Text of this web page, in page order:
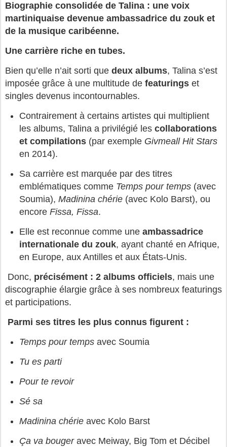
Biographie consolidée de Talina : une voix
martiniquaise devenue ambassadrice du zouk et
de la musique caribéenne.
Une carrière riche en tubes.
Bien qu’elle n’ait sorti que deux albums, Talina s’est
imposée grâce à une multitude de featurings et
singles devenus incontournables.
Contrairement à certains artistes qui multiplient
les albums, Talina a privilégié les collaborations
et compilations (par exemple Givmeall Hit Stars
en 2014).
Sa carrière est marquée par des titres
emblématiques comme Temps pour temps (avec
Soumia), Madinina chérie (avec Kolo Barst), ou
encore Fissa, Fissa.
Elle est reconnue comme une ambassadrice
internationale du zouk, ayant chanté en Afrique,
en Europe, aux Antilles et aux États-Unis.
Donc, précisément : 2 albums officiels, mais une
discographie élargie grâce à ses nombreux featurings
et participations.
Parmi ses titres les plus connus figurent :
Temps pour temps avec Soumia
Tu es parti
Pour te revoir
Sé sa
Madinina chérie avec Kolo Barst
Ça va bougeravec Meiway, Big Tom et Décibel